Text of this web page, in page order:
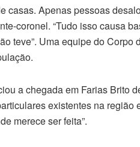
casas. Apenas pessoas
coronel. “Tudo isso causa
teve”. Uma equipe do
a chegada em Farias Brito
existentes na região
merece ser feita”.